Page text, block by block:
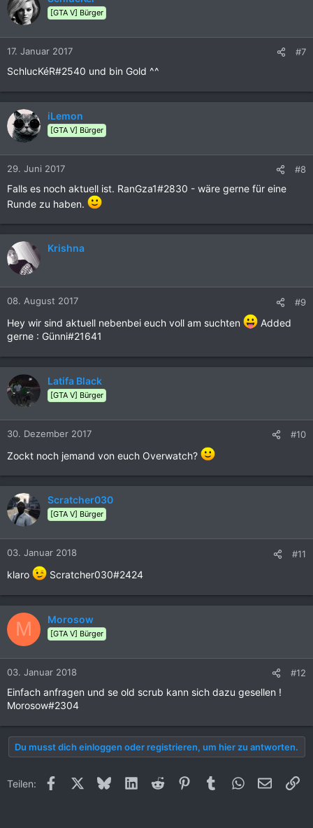
[GTA V] Bürger
17. Januar 2017 #7
SchlucKéR#2540 und bin Gold ^^
iLemon
[GTA V] Bürger
29. Juni 2017 #8
Falls es noch aktuell ist. RanGza1#2830 - wäre gerne für eine
Runde zu haben.
Krishna
08. August 2017 #9
Hey wir sind aktuell nebenbei euch voll am suchten
Added
gerne : Günni#21641
Latifa Black
[GTA V] Bürger
30. Dezember 2017 #10
Zockt noch jemand von euch Overwatch?
Scratcher030
[GTA V] Bürger
03. Januar 2018 #11
klaro Scratcher030#2424
M Morosow
[GTA V] Bürger
03. Januar 2018 #12
Einfach anfragen und se old scrub kann sich dazu gesellen !
Morosow#2304
Du musst dich einloggen oder registrieren, um hier zu antworten.
Teilen: FacebookX (Twitter)
BlueskyLinkedInReddit PinterestTumblrWhatsApp
E-Mail